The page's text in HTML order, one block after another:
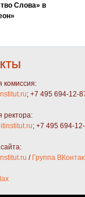
Слова» в
комиссия:
; +7 495 694-12-
ректора:
; +7 495 694-
/ Группа